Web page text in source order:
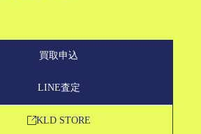
買取申込
LINE査定
KLD STORE
す！
売される新しい商品の中から、KLD
介していきたいと思います。
戻っていくのがなんだか寂しい方も
うか？
コーディネートにプラスすると最強